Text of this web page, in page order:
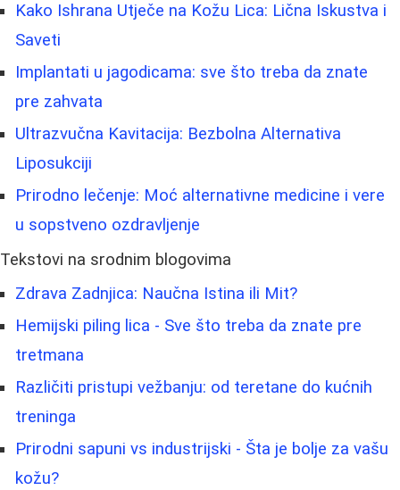
Kako Ishrana Utječe na Kožu Lica: Lična Iskustva i
Saveti
Implantati u jagodicama: sve što treba da znate
pre zahvata
Ultrazvučna Kavitacija: Bezbolna Alternativa
Liposukciji
Prirodno lečenje: Moć alternativne medicine i vere
u sopstveno ozdravljenje
Tekstovi na srodnim blogovima
Zdrava Zadnjica: Naučna Istina ili Mit?
Hemijski piling lica - Sve što treba da znate pre
tretmana
Različiti pristupi vežbanju: od teretane do kućnih
treninga
Prirodni sapuni vs industrijski - Šta je bolje za vašu
kožu?